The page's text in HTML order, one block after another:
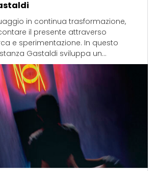
in continua trasformazione,
il presente attraverso
e sperimentazione. In questo
Gastaldi sviluppa un...